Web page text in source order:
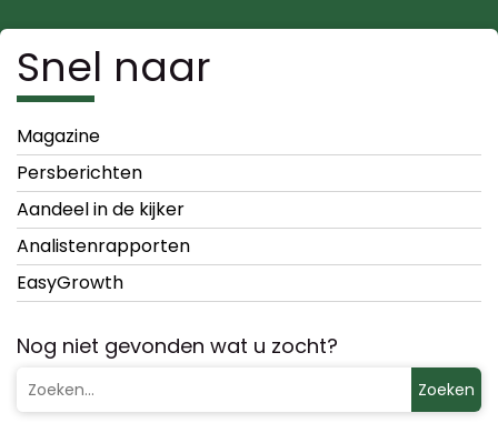
Snel naar
Magazine
Persberichten
Aandeel in de kijker
Analistenrapporten
EasyGrowth
Nog niet gevonden wat u zocht?
Zoeken